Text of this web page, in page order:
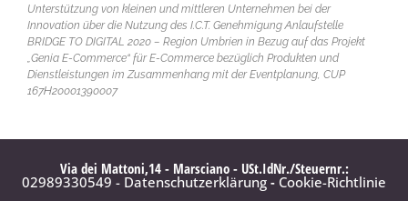
Unterstützung von kleinen und mittleren Unternehmen bei der
Innovation über die Nutzung des I.C.T. Genehmigung Anlaufstelle
BRIDGE TO DIGITAL 2020 – Region Umbrien in Bezug auf das Projekt
„Genia E-Commerce“ für E-Commerce bezüglich Produkten und
Dienstleistungen im Zusammenhang mit der Eventplanung, CUP
167H20001390007
Via dei Mattoni,14 - Marsciano - USt.IdNr./Steuernr.:
02989330549 - Datenschutzerklärung - Cookie-Richtlinie